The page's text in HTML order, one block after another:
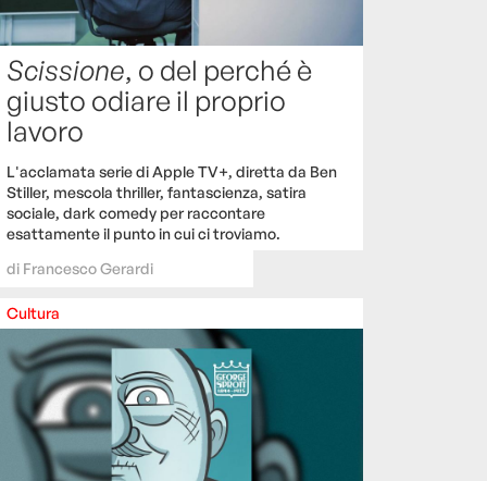
Scissione, o del perché è
giusto odiare il proprio
lavoro
L'acclamata serie di Apple TV+, diretta da Ben
Stiller, mescola thriller, fantascienza, satira
sociale, dark comedy per raccontare
esattamente il punto in cui ci troviamo.
di Francesco Gerardi
Cultura